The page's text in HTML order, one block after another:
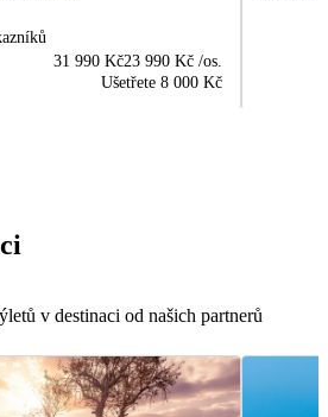
31 990 Kč23 990 Kč /os.
Ušetřete 8 000 Kč
v destinaci od našich partnerů